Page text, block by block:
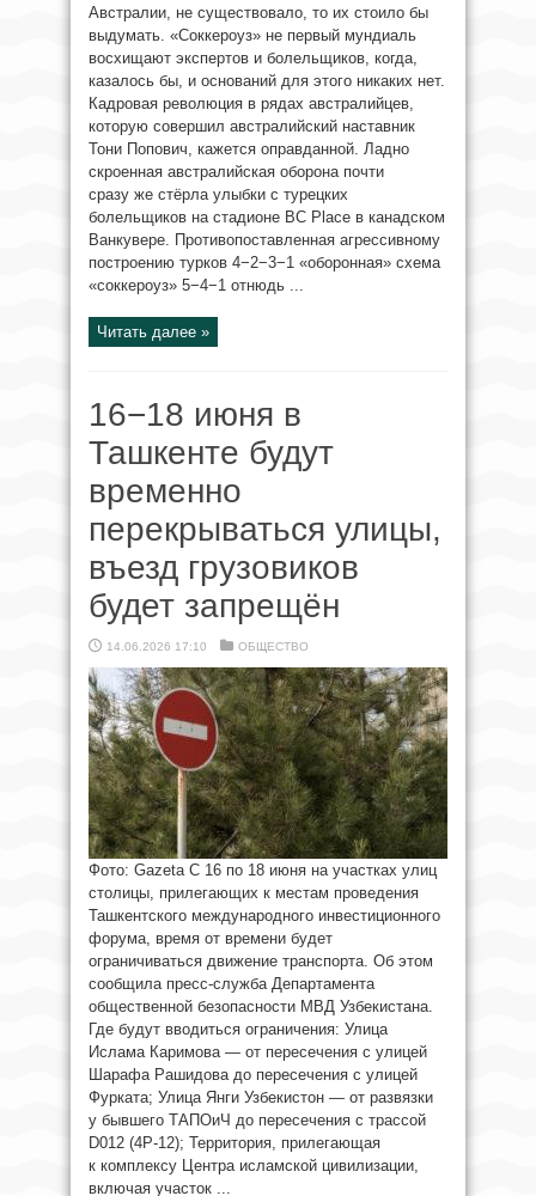
Австралии, не существовало, то их стоило бы
выдумать. «Соккероуз» не первый мундиаль
восхищают экспертов и болельщиков, когда,
казалось бы, и оснований для этого никаких нет.
Кадровая революция в рядах австралийцев,
которую совершил австралийский наставник
Тони Попович, кажется оправданной. Ладно
скроенная австралийская оборона почти
сразу же стёрла улыбки с турецких
болельщиков на стадионе BC Place в канадском
Ванкувере. Противопоставленная агрессивному
построению турков 4−2−3−1 «оборонная» схема
«соккероуз» 5−4−1 отнюдь ...
Читать далее »
16−18 июня в
Ташкенте будут
временно
перекрываться улицы,
въезд грузовиков
будет запрещён
14.06.2026 17:10 ОБЩЕСТВО
Фото: Gazeta С 16 по 18 июня на участках улиц
столицы, прилегающих к местам проведения
Ташкентского международного инвестиционного
форума, время от времени будет
ограничиваться движение транспорта. Об этом
сообщила пресс-служба Департамента
общественной безопасности МВД Узбекистана.
Где будут вводиться ограничения: Улица
Ислама Каримова — от пересечения с улицей
Шарафа Рашидова до пересечения с улицей
Фурката; Улица Янги Узбекистон — от развязки
у бывшего ТАПОиЧ до пересечения с трассой
D012 (4Р-12); Территория, прилегающая
к комплексу Центра исламской цивилизации,
включая участок ...